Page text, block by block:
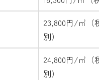
23,800円/㎡（
別）
24,800円/㎡（
別）